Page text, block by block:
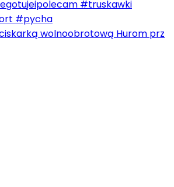
wolnoobrotową Hurom prz